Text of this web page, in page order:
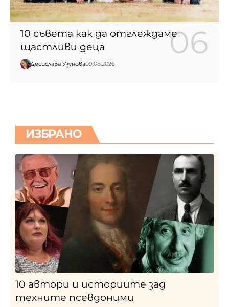
10 съвета как да отглеждаме
щастливи деца
Десислава Узунова09.08.2026
ИЗБРАНО
10 автори и историите зад
техните псевдоними